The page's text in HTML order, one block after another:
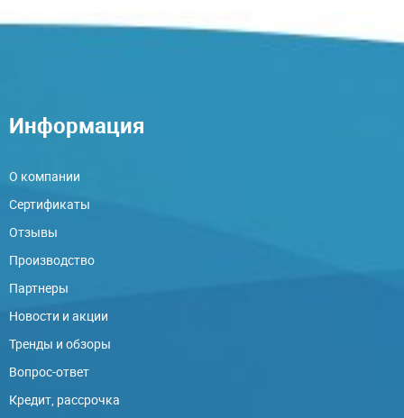
Информация
О компании
Сертификаты
Отзывы
Производство
Партнеры
Новости и акции
Тренды и обзоры
Вопрос-ответ
Кредит, рассрочка